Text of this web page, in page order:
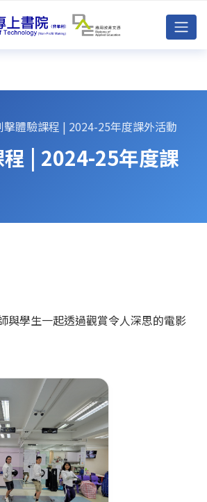
擊體驗課程 | 2024-25年度課外活動
| 2024-25年度課
與學生一起透過觀賞令人深思的電影